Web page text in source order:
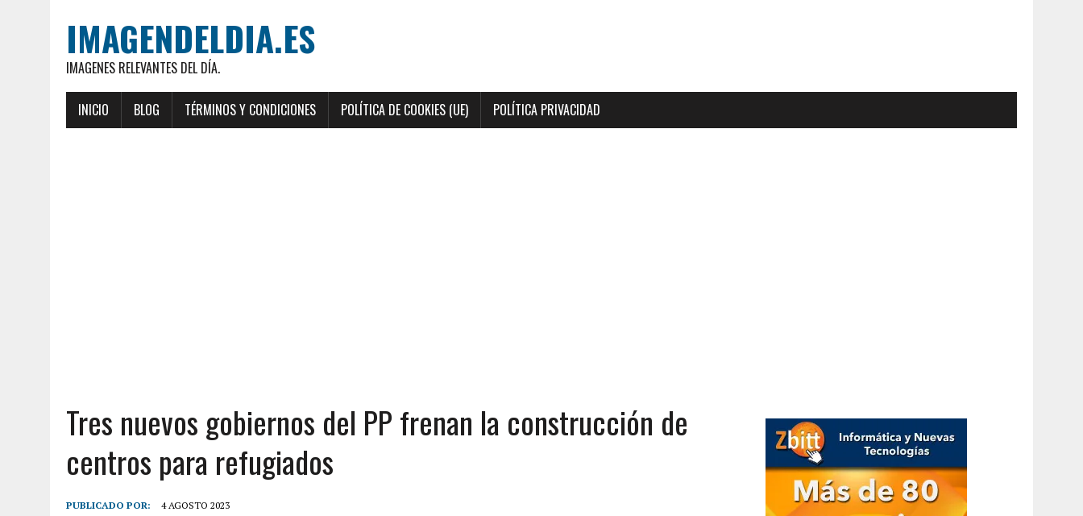
IMAGENDELDIA.ES
IMAGENES RELEVANTES DEL DÍA.
INICIO BLOG TÉRMINOS Y CONDICIONES POLÍTICA DE COOKIES (UE) POLÍTICA PRIVACIDAD
Tres nuevos gobiernos del PP frenan la construcción de
centros para refugiados
PUBLICADO POR: 4 AGOSTO 2023